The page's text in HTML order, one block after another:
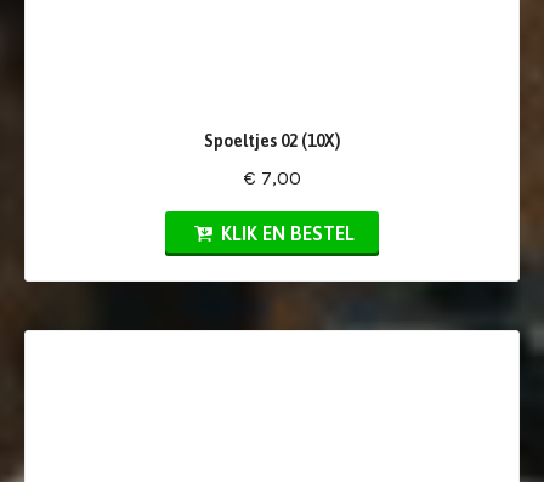
Spoeltjes 02 (10X)
€ 7,00
KLIK EN BESTEL